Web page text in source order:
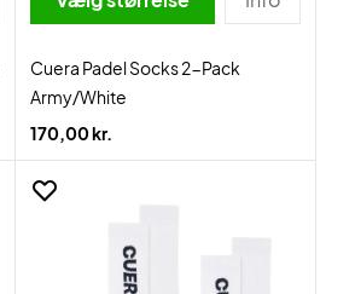
Cuera Padel Socks 2-Pack
Army/White
170,00 kr.